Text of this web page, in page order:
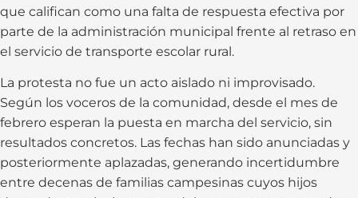
que califican como una falta de respuesta efectiva por
parte de la administración municipal frente al retraso en
el servicio de transporte escolar rural.
La protesta no fue un acto aislado ni improvisado.
Según los voceros de la comunidad, desde el mes de
febrero esperan la puesta en marcha del servicio, sin
resultados concretos. Las fechas han sido anunciadas y
posteriormente aplazadas, generando incertidumbre
entre decenas de familias campesinas cuyos hijos